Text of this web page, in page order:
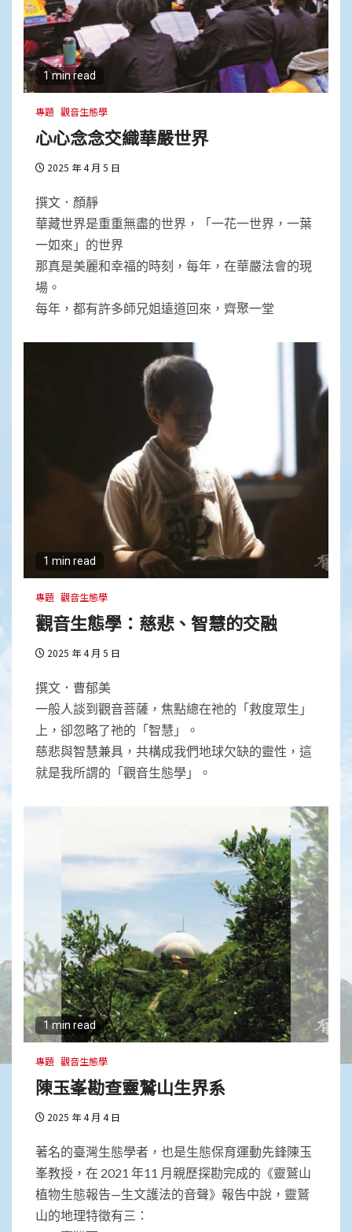
1 min read
專題 觀音生態學
心心念念交織華嚴世界
2025 年 4 月 5 日
撰文．顏靜
華藏世界是重重無盡的世界，「一花一世界，一葉
一如來」的世界
那真是美麗和幸福的時刻，每年，在華嚴法會的現
場。
每年，都有許多師兄姐遠道回來，齊聚一堂
1 min read
專題 觀音生態學
觀音生態學：慈悲、智慧的交融
2025 年 4 月 5 日
撰文．曹郁美
一般人談到觀音菩薩，焦點總在祂的「救度眾生」
上，卻忽略了祂的「智慧」。
慈悲與智慧兼具，共構成我們地球欠缺的靈性，這
就是我所謂的「觀音生態學」。
1 min read
專題 觀音生態學
陳玉峯勘查靈鷲山生界系
2025 年 4 月 4 日
著名的臺灣生態學者，也是生態保育運動先鋒陳玉
峯教授，在 2021 年11 月親歷探勘完成的《靈鷲山
植物生態報告—生文護法的音聲》報告中說，靈鷲
山的地理特徵有三：